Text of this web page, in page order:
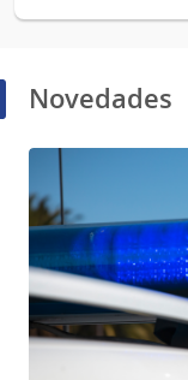
Novedades